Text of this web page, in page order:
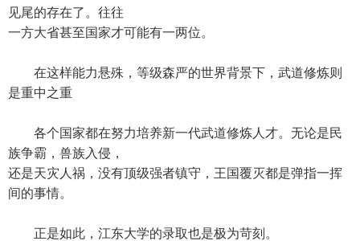
见尾的存在了。往往
一方大省甚至国家才可能有一两位。
在这样能力悬殊，等级森严的世界背景下，武道修炼则
是重中之重
各个国家都在努力培养新一代武道修炼人才。无论是民
族争霸，兽族入侵，
还是天灾人祸，没有顶级强者镇守，王国覆灭都是弹指一挥
间的事情。
正是如此，江东大学的录取也是极为苛刻。